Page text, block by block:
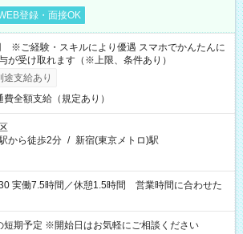
登録・面接OK
※ご経験・スキルにより優遇 スマホでかんたんに
が受け取れます（※上限、条件あり）
途支給あり
費全額支給（規定あり）
から徒歩2分 / 新宿(東京メトロ)駅
わせた
短期予定 ※開始日はお気軽にご相談ください